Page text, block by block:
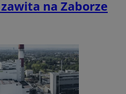
na Zaborze